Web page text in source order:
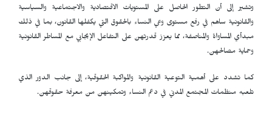
وتشير إلى أن التطور الحاصل على المستويات الاقتصادية والاجتماعية والسياسية
والقانونية ساهم في رفع مستوى وعي النساء بالحقوق التي يكفلها القانون، بما في ذلك
مبدأي المساواة والمناصفة، مما يعزز قدرتهن على التفاعل الإيجابي مع المساطر القانونية
وحماية مصالحهن.
كما تشدد على أهمية التوعية القانونية والمواكبة الحقوقية، إلى جانب الدور الذي
تلعبه منظمات المجتمع المدني في دعم النساء وتمكينهن من معرفة حقوقهن.